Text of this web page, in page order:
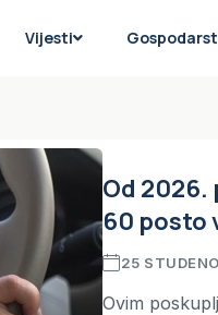
Vijesti
Od 2026.
60 posto
25
Ovim